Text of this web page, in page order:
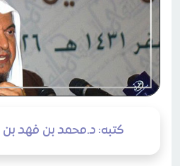
كتبه: د.محمد بن فهد بن